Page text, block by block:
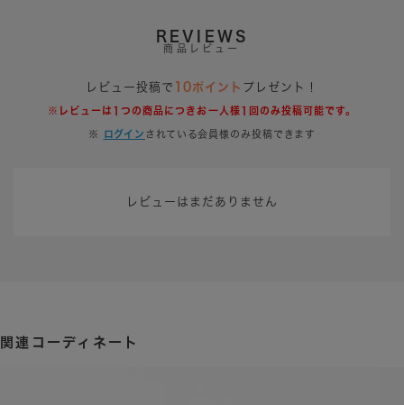
REVIEWS
商品レビュー
レビュー投稿で 10ポイント プレゼント！
※レビューは1つの商品につきお一人様1回のみ投稿可能です。
※ ログイン されている会員様のみ投稿できます
レビューはまだありません
関連コーディネート